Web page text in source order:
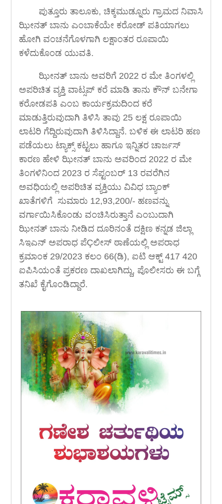
ಪುತ್ತೂರು ತಾಲೂಕು, ಚಿಕ್ಕಮುಡ್ನೂರು ಗ್ರಾಮದ ನಿವಾಸಿ
ಝೀನತ್ ಬಾನು ಎಂಬಾಕೆಯೇ ಕರೋಡ್ ಪತಿಯಾಗಲು
ಹೋಗಿ ವಂಚನೆಗೊಳಗಾಗಿ ಲಕ್ಷಾಂತರ ರೂಪಾಯಿ
ಕಳೆದುಕೊಂಡ ಯುವತಿ.
ಝೀನತ್ ಬಾನು ಅವರಿಗೆ 2022 ರ ಮೇ ತಿಂಗಳಲ್ಲಿ
ಅಪರಿಚಿತ ವ್ಯಕ್ತಿ ವಾಟ್ಸಪ್ ಕರೆ ಮಾಡಿ ತಾನು ಕೌನ್ ಬನೇಗಾ
ಕರೋಡಪತಿ ಎಂಬ ಕಾರ್ಯಕ್ರಮದಿಂದ ಕರೆ
ಮಾಡುತ್ತಿರುವುದಾಗಿ ತಿಳಿಸಿ ತಾವು 25 ಲಕ್ಷ ರೂಪಾಯಿ
ಲಾಟರಿ ಗೆದ್ದಿರುವುದಾಗಿ ತಿಳಿಸಿದ್ದಾನೆ. ಬಳಿಕ ಈ ಲಾಟರಿ ಹಣ
ಪಡೆಯಲು ಟ್ಯಾಕ್ಸ್ ಕಟ್ಟಲು ಹಾಗೂ ಇನ್ನಿತರ ಚಾರ್ಜಸ್
ಕಾರಣ ಹೇಳಿ ಝೀನತ್ ಬಾನು ಅವರಿಂದ 2022 ರ ಮೇ
ತಿಂಗಳಿನಿಂದ 2023 ರ ಸೆಪ್ಟಂಬರ್ 13 ರವರೆಗಿನ
ಅವಧಿಯಲ್ಲಿ ಅಪರಿಚಿತ ವ್ಯಕ್ತಿಯು ವಿವಿಧ ಬ್ಯಾಂಕ್
ಖಾತೆಗಳಿಗೆ ಸುಮಾರು 12,93,200/- ಹಣವನ್ನು
ವರ್ಗಾಯಿಸಿಕೊಂಡು ವಂಚಿಸಿರುತ್ತಾನೆ ಎಂಬುದಾಗಿ
ಝೀನತ್ ಬಾನು ನೀಡಿದ ದೂರಿನಂತೆ ದಕ್ಷಿಣ ಕನ್ನಡ ಜಿಲ್ಲಾ
ಸಿಇಎನ್ ಅಪರಾಧ ಪೆÇಲೀಸ್ ಠಾಣೆಯಲ್ಲಿ ಅಪರಾಧ
ಕ್ರಮಾಂಕ 29/2023 ಕಲಂ 66(ಡಿ), ಐಟಿ ಆಕ್ಟ್ 417 420
ಐಪಿಸಿಯಂತೆ ಪ್ರಕರಣ ದಾಖಲಾಗಿದ್ದು, ಪೊಲೀಸರು ಈ ಬಗ್ಗೆ
ತನಿಖೆ ಕೈಗೊಂಡಿದ್ದಾರೆ.